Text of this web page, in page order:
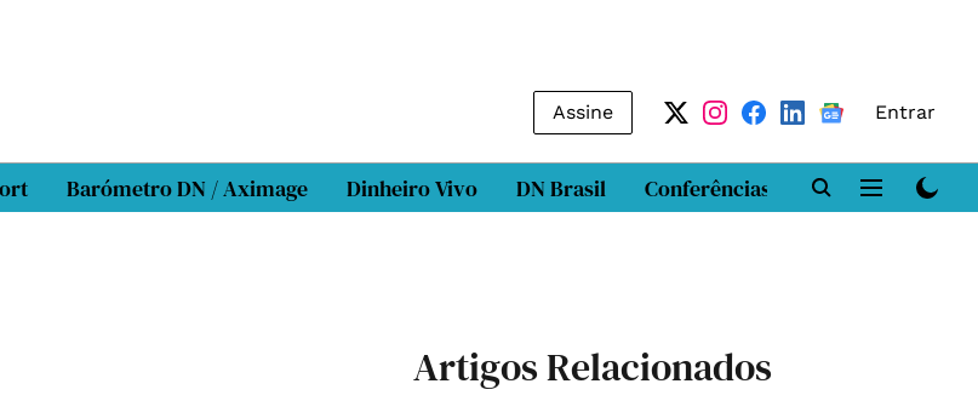
Assine Entrar
Barómetro DN / Aximage Dinheiro Vivo DN Brasil Conferências DN LAB
Artigos Relacionados